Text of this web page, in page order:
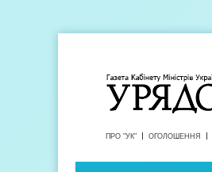
ПРО "УК" ОГОЛОШЕННЯ